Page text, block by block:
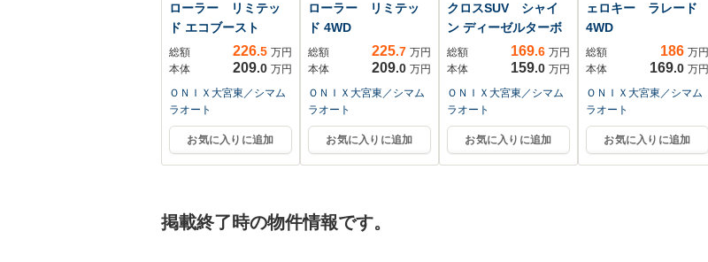
ローラー リミテッ
ド エコブースト
総額 226.5 万円
本体
209.0 万円
ＯＮＩＸ大宮東／シマム
ラオート
お気に入りに追加
ローラー リミテッ
ド 4WD
総額 225.7 万円
本体
209.0 万円
ＯＮＩＸ大宮東／シマム
ラオート
お気に入りに追加
クロスSUV シャイ
ン ディーゼルターボ
総額 169.6 万円
本体
159.0 万円
ＯＮＩＸ大宮東／シマム
ラオート
お気に入りに追加
ェロキー ラレード
4WD
総額 186 万円
本体
169.0 万円
ＯＮＩＸ大宮東／シマム
ラオート
お気に入りに追加
掲載終了時の物件情報です。